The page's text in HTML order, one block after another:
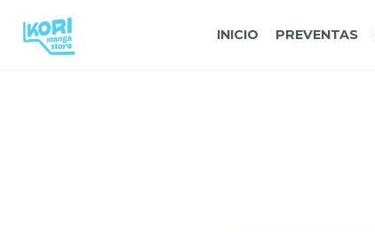
INICIO PREVENTAS